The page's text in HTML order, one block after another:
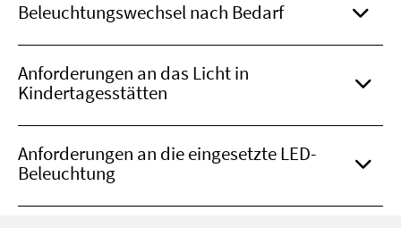
Beleuchtungswechsel nach Bedarf
Anforderungen an das Licht in
Kindertagesstätten
Anforderungen an die eingesetzte LED-
Beleuchtung